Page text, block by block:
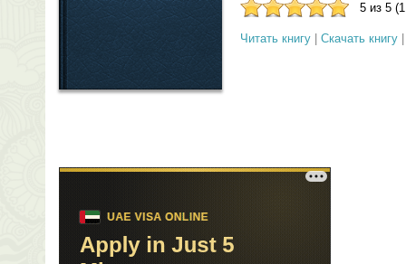
5 из 5
Читать книгу Скачать книгу